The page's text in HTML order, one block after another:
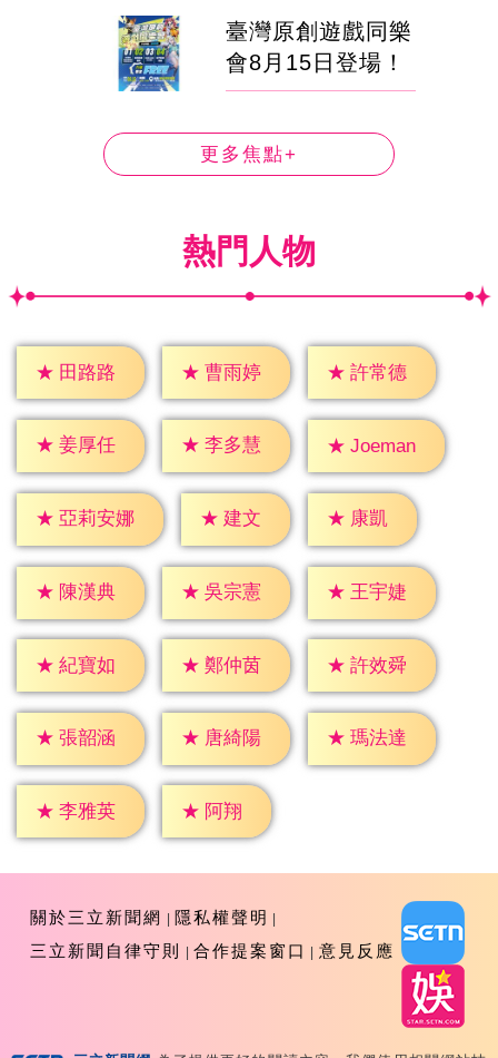
臺灣原創遊戲同樂
會8月15日登場！
更多焦點+
熱門人物
★ 田路路 ★ 曹雨婷 ★ 許常德
★ 姜厚任 ★ 李多慧 ★ Joeman
★ 亞莉安娜 ★ 建文 ★ 康凱
★ 陳漢典 ★ 吳宗憲 ★ 王宇婕
★ 紀寶如 ★ 鄭仲茵 ★ 許效舜
★ 張韶涵 ★ 唐綺陽 ★ 瑪法達
★ 李雅英 ★ 阿翔
關於三立新聞網
隱私權聲明
三立新聞自律守則
合作提案窗口 意見反應